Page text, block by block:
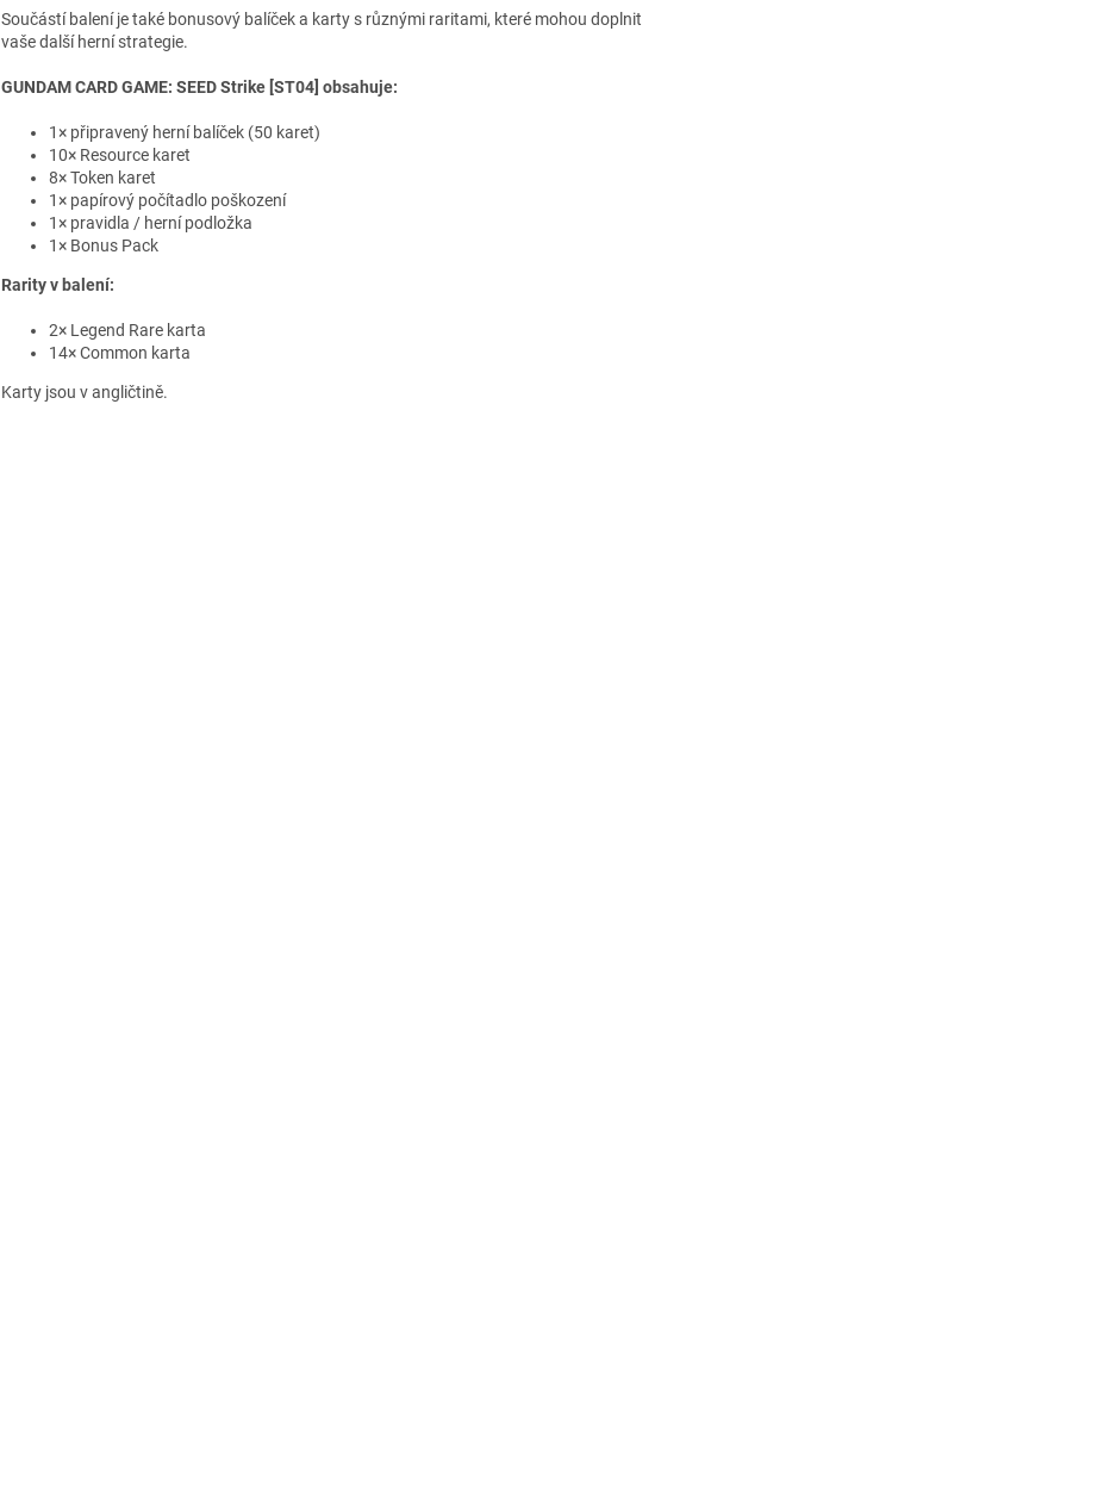
Součástí balení je také bonusový balíček a karty s různými raritami, které mohou doplnit
vaše další herní strategie.
GUNDAM CARD GAME: SEED Strike [ST04] obsahuje:
1× připravený herní balíček (50 karet)
10× Resource karet
8× Token karet
1× papírový počítadlo poškození
1× pravidla / herní podložka
1× Bonus Pack
Rarity v balení:
2× Legend Rare karta
14× Common karta
Karty jsou v angličtině.